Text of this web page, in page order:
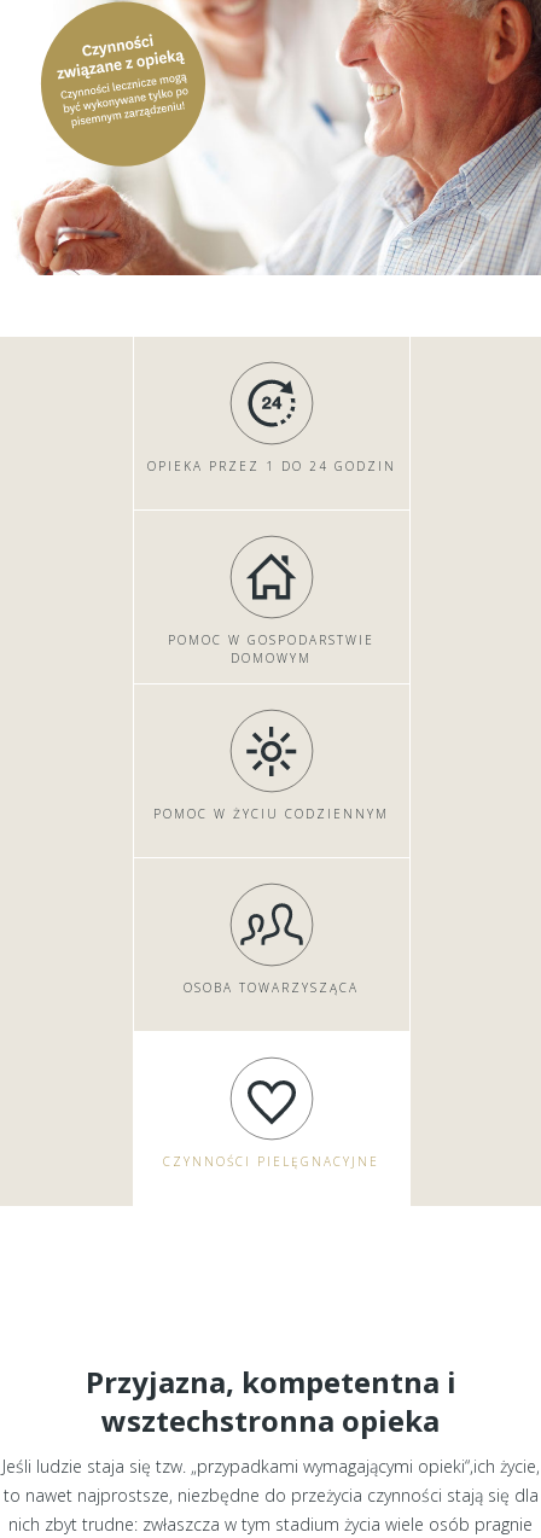
OPIEKA PRZEZ 1 DO 24 GODZIN
POMOC W GOSPODARSTWIE
DOMOWYM
POMOC W ŻYCIU CODZIENNYM
OSOBA TOWARZYSZĄCA
CZYNNOŚCI PIELĘGNACYJNE
Przyjazna, kompetentna i
wsztechstronna opieka
Jeśli ludzie staja się tzw. „przypadkami wymagającymi opieki“,ich życie,
to nawet najprostsze, niezbędne do przeżycia czynności stają się dla
nich zbyt trudne: zwłaszcza w tym stadium życia wiele osób pragnie